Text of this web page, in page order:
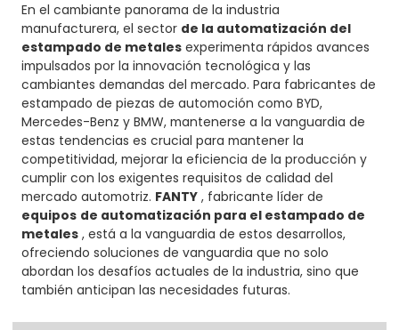
En el cambiante panorama de la industria
manufacturera, el sector de la automatización del
estampado de metales experimenta rápidos avances
impulsados ​​por la innovación tecnológica y las
cambiantes demandas del mercado. Para fabricantes de
estampado de piezas de automoción como BYD,
Mercedes-Benz y BMW, mantenerse a la vanguardia de
estas tendencias es crucial para mantener la
competitividad, mejorar la eficiencia de la producción y
cumplir con los exigentes requisitos de calidad del
mercado automotriz. FANTY , fabricante líder de
equipos de automatización para el estampado de
metales , está a la vanguardia de estos desarrollos,
ofreciendo soluciones de vanguardia que no solo
abordan los desafíos actuales de la industria, sino que
también anticipan las necesidades futuras.